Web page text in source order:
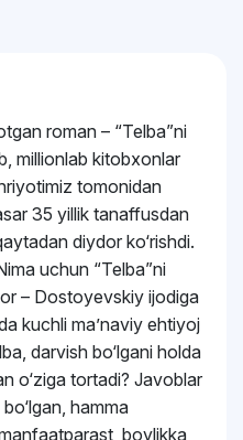
roman – “Telba”ni
millionlab kitobxonlar
tomonidan
35 yillik tanaffusdan
diydor ko‘rishdi.
uchun “Telba”ni
– Dostoyevskiy ijodiga
kuchli maʼnaviy ehtiyoj
darvish bo‘lgani holda
o‘ziga tortadi? Javoblar
hamma
boylikka